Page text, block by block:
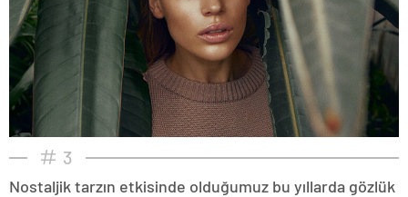
3
Nostaljik tarzın etkisinde olduğumuz bu yıllarda gözlük